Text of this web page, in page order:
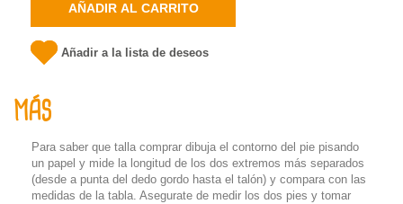
AÑADIR AL CARRITO
Añadir a la lista de deseos
MÁS
Para saber que talla comprar dibuja el contorno del pie pisando
un papel y mide la longitud de los dos extremos más separados
(desde a punta del dedo gordo hasta el talón) y compara con las
medidas de la tabla. Asegurate de medir los dos pies y tomar